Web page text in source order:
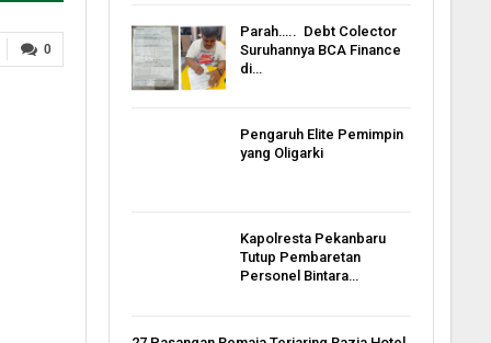
0
Parah….. Debt Colector
Suruhannya BCA Finance
di…
Pengaruh Elite Pemimpin
yang Oligarki
Kapolresta Pekanbaru
Tutup Pembaretan
Personel Bintara…